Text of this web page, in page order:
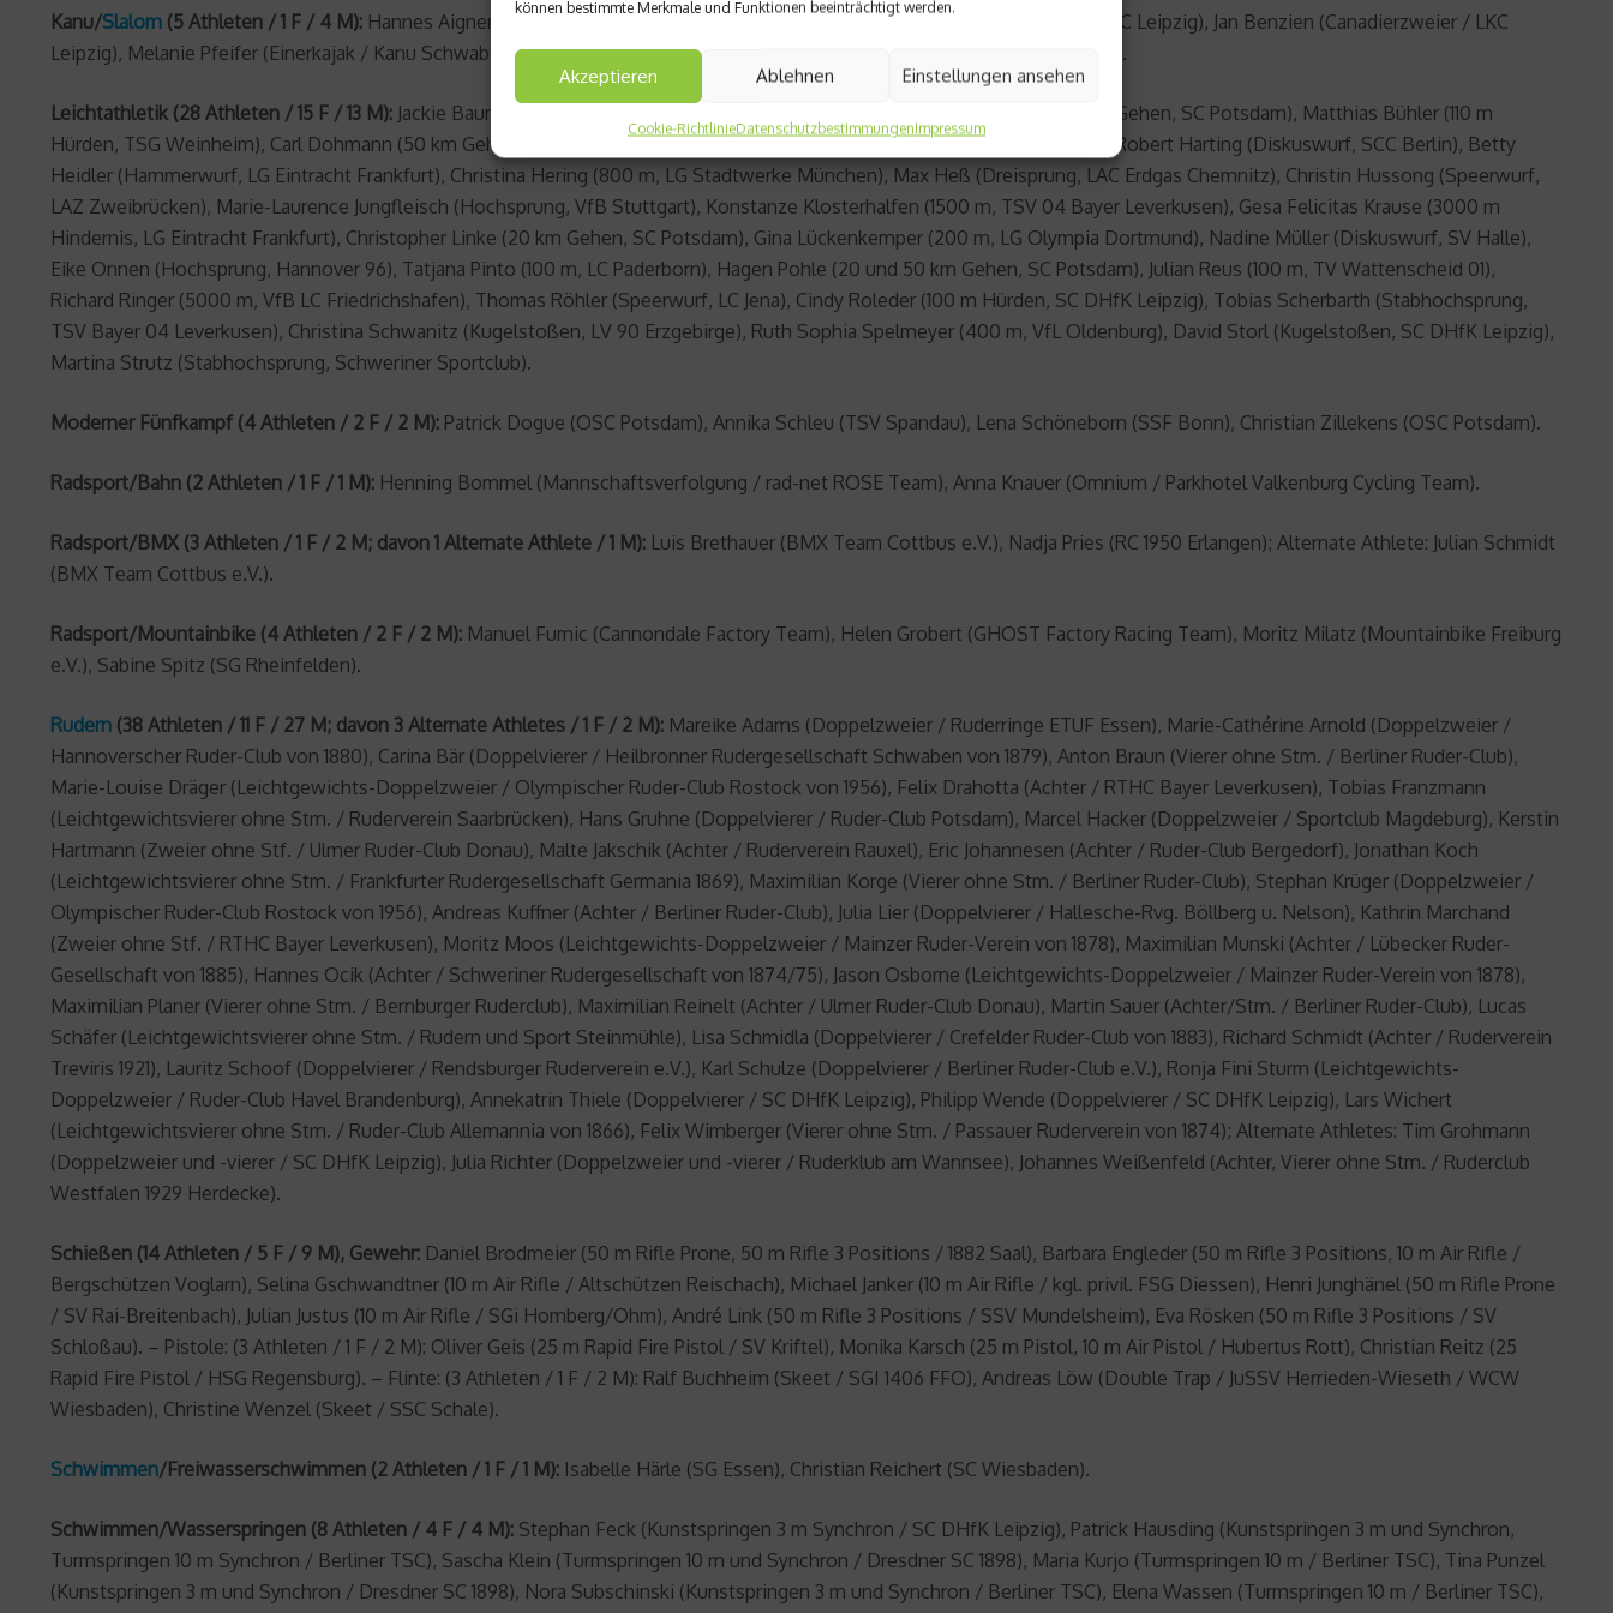
können bestimmte Merkmale und Funktionen beeinträchtigt werden.
Akzeptieren Ablehnen Einstellungen ansehen
Cookie-RichtlinieDatenschutzbestimmungenImpressum
Kanu/Slalom (5 Athleten / 1 F / 4 M): Hannes Aigner (Einerkajak / Augsburger Kajak Verein), Franz Anton (Canadierzweier / LKC Leipzig), Jan Benzien (Canadierzweier / LKC
Leipzig), Melanie Pfeifer (Einerkajak / Kanu Schwaben Augsburg), Sideris Tasiadis (Einercanadier / Kanu Schwaben Augsburg).
Leichtathletik (28 Athleten / 15 F / 13 M): Jackie Baumann (400 m Hürden, LAV Stadtwerke Tübingen), Nils Brembach (20 km Gehen, SC Potsdam), Matthias Bühler (110 m
Hürden, TSG Weinheim), Carl Dohmann (50 km Gehen, SCL Heel Baden-Baden), Jenny Elbe (Dreisprung, Dresdner SC 1898), Robert Harting (Diskuswurf, SCC Berlin), Betty
Heidler (Hammerwurf, LG Eintracht Frankfurt), Christina Hering (800 m, LG Stadtwerke München), Max Heß (Dreisprung, LAC Erdgas Chemnitz), Christin Hussong (Speerwurf,
LAZ Zweibrücken), Marie-Laurence Jungfleisch (Hochsprung, VfB Stuttgart), Konstanze Klosterhalfen (1500 m, TSV 04 Bayer Leverkusen), Gesa Felicitas Krause (3000 m
Hindernis, LG Eintracht Frankfurt), Christopher Linke (20 km Gehen, SC Potsdam), Gina Lückenkemper (200 m, LG Olympia Dortmund), Nadine Müller (Diskuswurf, SV Halle),
Eike Onnen (Hochsprung, Hannover 96), Tatjana Pinto (100 m, LC Paderborn), Hagen Pohle (20 und 50 km Gehen, SC Potsdam), Julian Reus (100 m, TV Wattenscheid 01),
Richard Ringer (5000 m, VfB LC Friedrichshafen), Thomas Röhler (Speerwurf, LC Jena), Cindy Roleder (100 m Hürden, SC DHfK Leipzig), Tobias Scherbarth (Stabhochsprung,
TSV Bayer 04 Leverkusen), Christina Schwanitz (Kugelstoßen, LV 90 Erzgebirge), Ruth Sophia Spelmeyer (400 m, VfL Oldenburg), David Storl (Kugelstoßen, SC DHfK Leipzig),
Martina Strutz (Stabhochsprung, Schweriner Sportclub).
Moderner Fünfkampf (4 Athleten / 2 F / 2 M): Patrick Dogue (OSC Potsdam), Annika Schleu (TSV Spandau), Lena Schöneborn (SSF Bonn), Christian Zillekens (OSC Potsdam).
Radsport/Bahn (2 Athleten / 1 F / 1 M): Henning Bommel (Mannschaftsverfolgung / rad-net ROSE Team), Anna Knauer (Omnium / Parkhotel Valkenburg Cycling Team).
Radsport/BMX (3 Athleten / 1 F / 2 M; davon 1 Alternate Athlete / 1 M): Luis Brethauer (BMX Team Cottbus e.V.), Nadja Pries (RC 1950 Erlangen); Alternate Athlete: Julian Schmidt
(BMX Team Cottbus e.V.).
Radsport/Mountainbike (4 Athleten / 2 F / 2 M): Manuel Fumic (Cannondale Factory Team), Helen Grobert (GHOST Factory Racing Team), Moritz Milatz (Mountainbike Freiburg
e.V.), Sabine Spitz (SG Rheinfelden).
Rudern (38 Athleten / 11 F / 27 M; davon 3 Alternate Athletes / 1 F / 2 M): Mareike Adams (Doppelzweier / Ruderringe ETUF Essen), Marie-Cathérine Arnold (Doppelzweier /
Hannoverscher Ruder-Club von 1880), Carina Bär (Doppelvierer / Heilbronner Rudergesellschaft Schwaben von 1879), Anton Braun (Vierer ohne Stm. / Berliner Ruder-Club),
Marie-Louise Dräger (Leichtgewichts-Doppelzweier / Olympischer Ruder-Club Rostock von 1956), Felix Drahotta (Achter / RTHC Bayer Leverkusen), Tobias Franzmann
(Leichtgewichtsvierer ohne Stm. / Ruderverein Saarbrücken), Hans Gruhne (Doppelvierer / Ruder-Club Potsdam), Marcel Hacker (Doppelzweier / Sportclub Magdeburg), Kerstin
Hartmann (Zweier ohne Stf. / Ulmer Ruder-Club Donau), Malte Jakschik (Achter / Ruderverein Rauxel), Eric Johannesen (Achter / Ruder-Club Bergedorf), Jonathan Koch
(Leichtgewichtsvierer ohne Stm. / Frankfurter Rudergesellschaft Germania 1869), Maximilian Korge (Vierer ohne Stm. / Berliner Ruder-Club), Stephan Krüger (Doppelzweier /
Olympischer Ruder-Club Rostock von 1956), Andreas Kuffner (Achter / Berliner Ruder-Club), Julia Lier (Doppelvierer / Hallesche-Rvg. Böllberg u. Nelson), Kathrin Marchand
(Zweier ohne Stf. / RTHC Bayer Leverkusen), Moritz Moos (Leichtgewichts-Doppelzweier / Mainzer Ruder-Verein von 1878), Maximilian Munski (Achter / Lübecker Ruder-
Gesellschaft von 1885), Hannes Ocik (Achter / Schweriner Rudergesellschaft von 1874/75), Jason Osborne (Leichtgewichts-Doppelzweier / Mainzer Ruder-Verein von 1878),
Maximilian Planer (Vierer ohne Stm. / Bernburger Ruderclub), Maximilian Reinelt (Achter / Ulmer Ruder-Club Donau), Martin Sauer (Achter/Stm. / Berliner Ruder-Club), Lucas
Schäfer (Leichtgewichtsvierer ohne Stm. / Rudern und Sport Steinmühle), Lisa Schmidla (Doppelvierer / Crefelder Ruder-Club von 1883), Richard Schmidt (Achter / Ruderverein
Treviris 1921), Lauritz Schoof (Doppelvierer / Rendsburger Ruderverein e.V.), Karl Schulze (Doppelvierer / Berliner Ruder-Club e.V.), Ronja Fini Sturm (Leichtgewichts-
Doppelzweier / Ruder-Club Havel Brandenburg), Annekatrin Thiele (Doppelvierer / SC DHfK Leipzig), Philipp Wende (Doppelvierer / SC DHfK Leipzig), Lars Wichert
(Leichtgewichtsvierer ohne Stm. / Ruder-Club Allemannia von 1866), Felix Wimberger (Vierer ohne Stm. / Passauer Ruderverein von 1874); Alternate Athletes: Tim Grohmann
(Doppelzweier und -vierer / SC DHfK Leipzig), Julia Richter (Doppelzweier und -vierer / Ruderklub am Wannsee), Johannes Weißenfeld (Achter, Vierer ohne Stm. / Ruderclub
Westfalen 1929 Herdecke).
Schießen (14 Athleten / 5 F / 9 M), Gewehr: Daniel Brodmeier (50 m Rifle Prone, 50 m Rifle 3 Positions / 1882 Saal), Barbara Engleder (50 m Rifle 3 Positions, 10 m Air Rifle /
Bergschützen Voglarn), Selina Gschwandtner (10 m Air Rifle / Altschützen Reischach), Michael Janker (10 m Air Rifle / kgl. privil. FSG Diessen), Henri Junghänel (50 m Rifle Prone
/ SV Rai-Breitenbach), Julian Justus (10 m Air Rifle / SGi Homberg/Ohm), André Link (50 m Rifle 3 Positions / SSV Mundelsheim), Eva Rösken (50 m Rifle 3 Positions / SV
Schloßau). – Pistole: (3 Athleten / 1 F / 2 M): Oliver Geis (25 m Rapid Fire Pistol / SV Kriftel), Monika Karsch (25 m Pistol, 10 m Air Pistol / Hubertus Rott), Christian Reitz (25
Rapid Fire Pistol / HSG Regensburg). – Flinte: (3 Athleten / 1 F / 2 M): Ralf Buchheim (Skeet / SGI 1406 FFO), Andreas Löw (Double Trap / JuSSV Herrieden-Wieseth / WCW
Wiesbaden), Christine Wenzel (Skeet / SSC Schale).
Schwimmen/Freiwasserschwimmen (2 Athleten / 1 F / 1 M): Isabelle Härle (SG Essen), Christian Reichert (SC Wiesbaden).
Schwimmen/Wasserspringen (8 Athleten / 4 F / 4 M): Stephan Feck (Kunstspringen 3 m Synchron / SC DHfK Leipzig), Patrick Hausding (Kunstspringen 3 m und Synchron,
Turmspringen 10 m Synchron / Berliner TSC), Sascha Klein (Turmspringen 10 m und Synchron / Dresdner SC 1898), Maria Kurjo (Turmspringen 10 m / Berliner TSC), Tina Punzel
(Kunstspringen 3 m und Synchron / Dresdner SC 1898), Nora Subschinski (Kunstspringen 3 m und Synchron / Berliner TSC), Elena Wassen (Turmspringen 10 m / Berliner TSC),